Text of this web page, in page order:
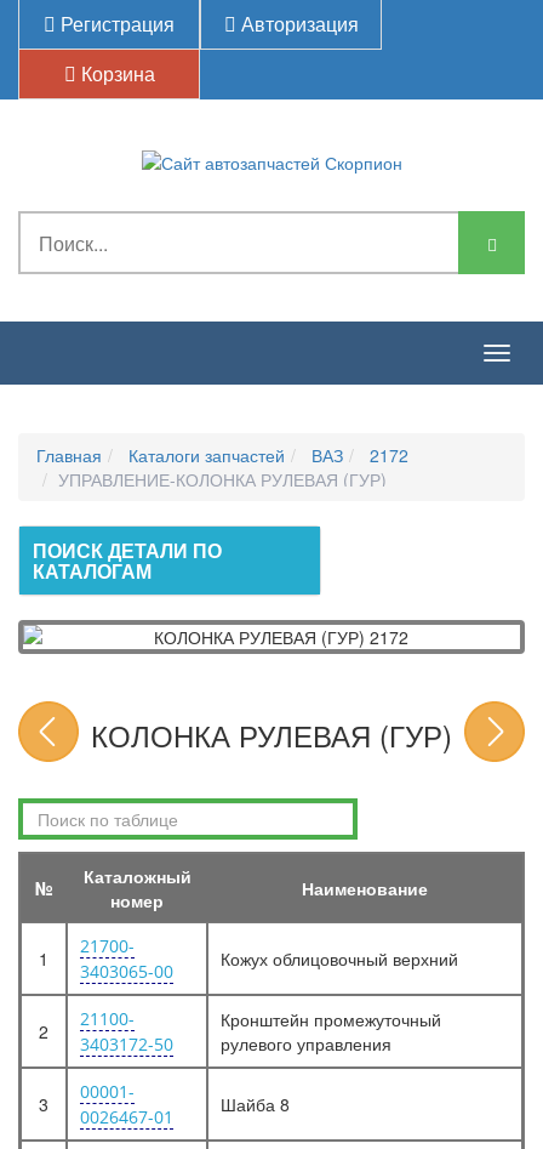
Регистрация
Авторизация
Корзина
Главная Каталоги запчастей ВАЗ
2172
УПРАВЛЕНИЕ-КОЛОНКА РУЛЕВАЯ (ГУР)
ПОИСК ДЕТАЛИ ПО
КАТАЛОГАМ
КОЛОНКА РУЛЕВАЯ (ГУР)
№
Каталожный
номер
Наименование
1
21700-
3403065-00
Кожух облицовочный верхний
2
21100-
3403172-50
Кронштейн промежуточный
рулевого управления
3
00001-
0026467-01
Шайба 8